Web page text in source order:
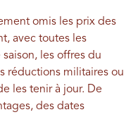
omis les prix des
avec toutes les
les offres du
réductions militaires ou
les tenir à jour. De
des dates